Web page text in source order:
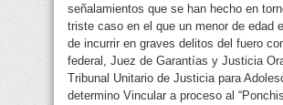
señalamientos que se han hecho en
triste caso en el que un menor de edad
de incurrir en graves delitos del fuero
federal, Juez de Garantías y Justicia
Tribunal Unitario de Justicia para
determino Vincular a proceso al